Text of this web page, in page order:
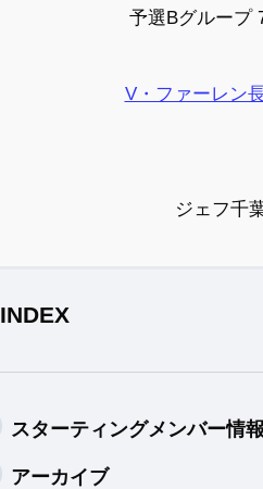
予選Bグループ
V・ファーレン
ジェフ千
INDEX
スターティングメンバー情報
アーカイブ